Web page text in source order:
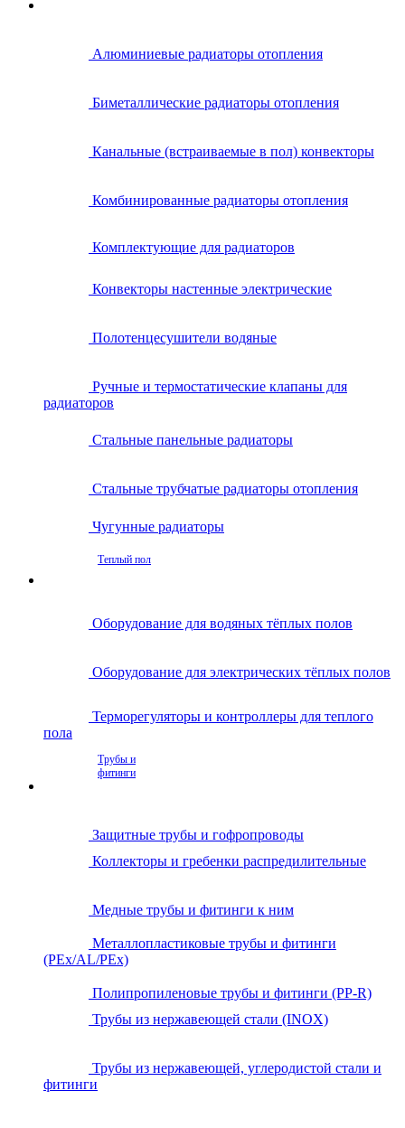
Алюминиевые радиаторы отопления
Биметаллические радиаторы отопления
Канальные (встраиваемые в пол) конвекторы
Комбинированные радиаторы отопления
Комплектующие для радиаторов
Конвекторы настенные электрические
Полотенцесушители водяные
Ручные и термостатические клапаны для
радиаторов
Стальные панельные радиаторы
Стальные трубчатые радиаторы отопления
Чугунные радиаторы
Теплый пол
Оборудование для водяных тёплых полов
Оборудование для электрических тёплых полов
Терморегуляторы и контроллеры для теплого
пола
Трубы и
фитинги
Защитные трубы и гофропроводы
Коллекторы и гребенки распредилительные
Медные трубы и фитинги к ним
Металлопластиковые трубы и фитинги
(PEx/AL/PEx)
Полипропиленовые трубы и фитинги (PP-R)
Трубы из нержавеющей стали (INOX)
Трубы из нержавеющей, углеродистой стали и
фитинги